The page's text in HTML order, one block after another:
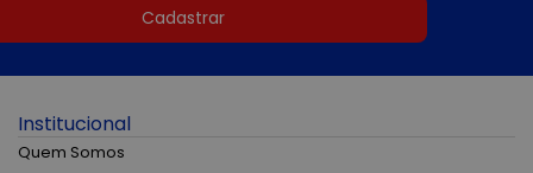
Cadastrar
Institucional
Quem Somos